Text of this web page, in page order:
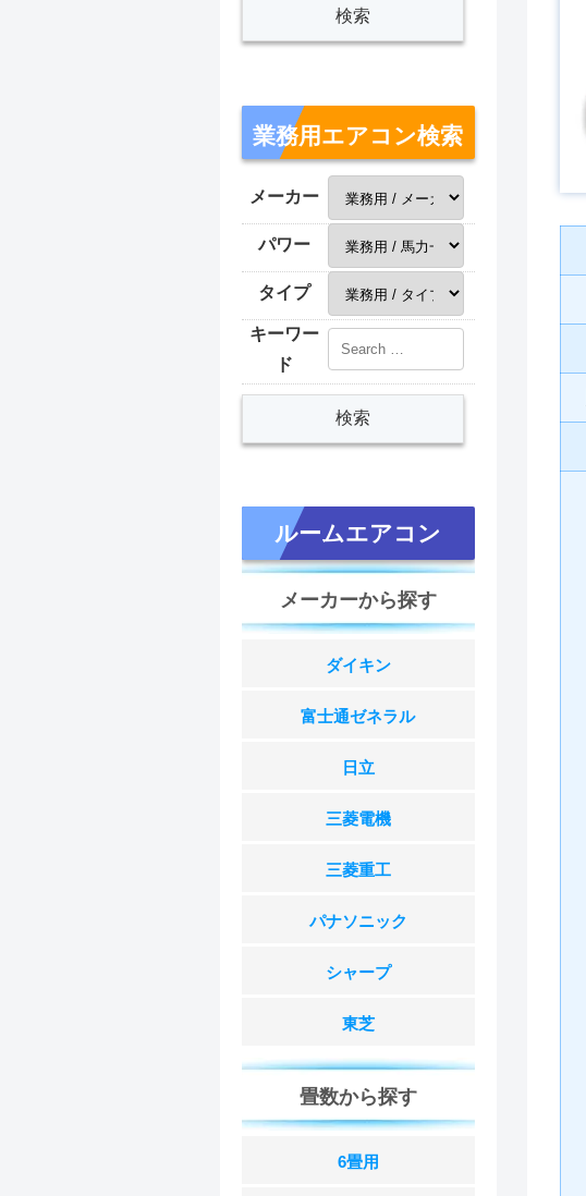
業務用エアコン検索
メーカー
パワー
タイプ
キーワー
ド
ルームエアコン
メーカーから探す
ダイキン
富士通ゼネラル
日立
三菱電機
三菱重工
パナソニック
シャープ
東芝
畳数から探す
6畳用